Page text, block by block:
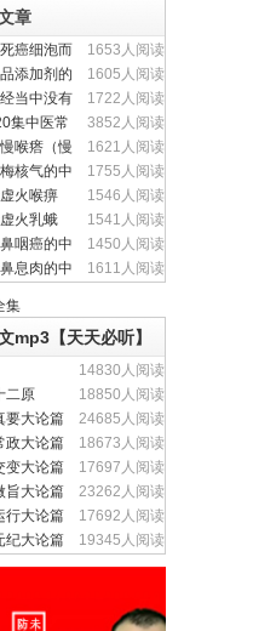
章
1653人阅读
癌细泡而
入
1605人阅读
添加剂的
1722人阅读
当中没有
？
3852人阅读
集中医常
1621人阅读
喉瘩（慢
生
1755人阅读
核气的中
1546人阅读
火喉痹
养生
1541人阅读
火乳蛾
中医
1450人阅读
咽癌的中
1611人阅读
息肉的中
mp3【天天必听】
14830人阅读
18850人阅读
二原
24685人阅读
要大论篇
18673人阅读
政大论篇
17697人阅读
变大论篇
23262人阅读
旨大论篇
17692人阅读
行大论篇
19345人阅读
纪大论篇